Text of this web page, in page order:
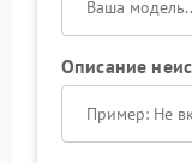
Описание